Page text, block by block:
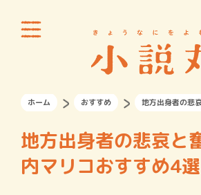
ホーム おすすめ 地方出身者の悲
地方出身者の悲哀
内マリコおすすめ4選